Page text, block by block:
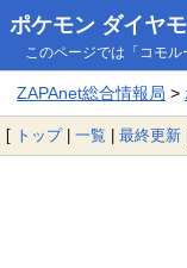
ポケモン ダイヤ
このページでは「コモル
ZAPAnet総合情報局 >
[ トップ| 一覧 | 最終更新